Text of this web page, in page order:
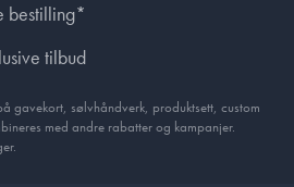
bestilling*
tilbud
gavekort, sølvhåndverk, produkt­sett, custom
med andre rabatter og kampanjer.